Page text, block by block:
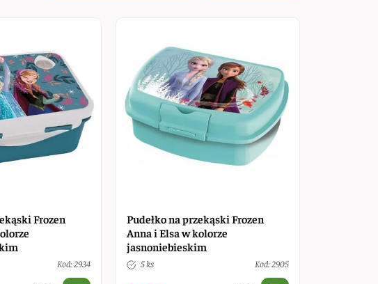
Frozen
Kod: 2934
Pudełko na przekąski Frozen
Anna i Elsa w kolorze
jasnoniebieskim
5 ks Kod: 2905